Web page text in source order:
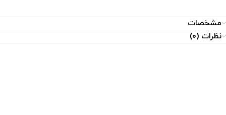
مشخصات
نظرات (0)